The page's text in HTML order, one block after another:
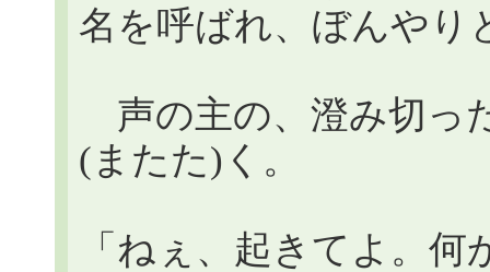
名を呼ばれ、ぼんやり
声の主の、澄み切っ
(またた)く。
「ねぇ、起きてよ。